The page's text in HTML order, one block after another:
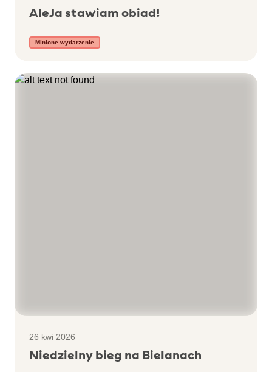
AleJa stawiam obiad!
Minione wydarzenie
26 kwi 2026
Niedzielny bieg na Bielanach